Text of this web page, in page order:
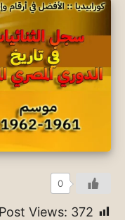
0
Post Views: 372